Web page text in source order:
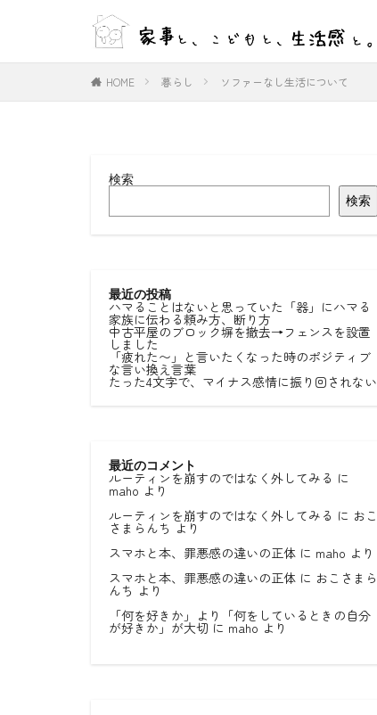
HOME 暮らし ソファーなし生活について
検索
検索
最近の投稿
ハマることはないと思っていた「器」にハマる
家族に伝わる頼み方、断り方
中古平屋のブロック塀を撤去→フェンスを設置
しました
「疲れた〜」と言いたくなった時のポジティブ
な言い換え言葉
たった4文字で、マイナス感情に振り回されない
最近のコメント
ルーティンを崩すのではなく外してみる に
maho より
ルーティンを崩すのではなく外してみる に おこ
さまらんち より
スマホと本、罪悪感の違いの正体 に maho より
スマホと本、罪悪感の違いの正体 に おこさまら
んち より
「何を好きか」より「何をしているときの自分
が好きか」が大切 に maho より
WEB デザイン